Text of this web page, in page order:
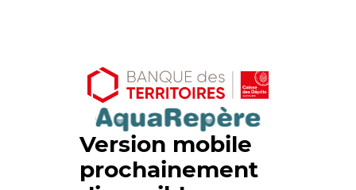
Version mobile
prochainement